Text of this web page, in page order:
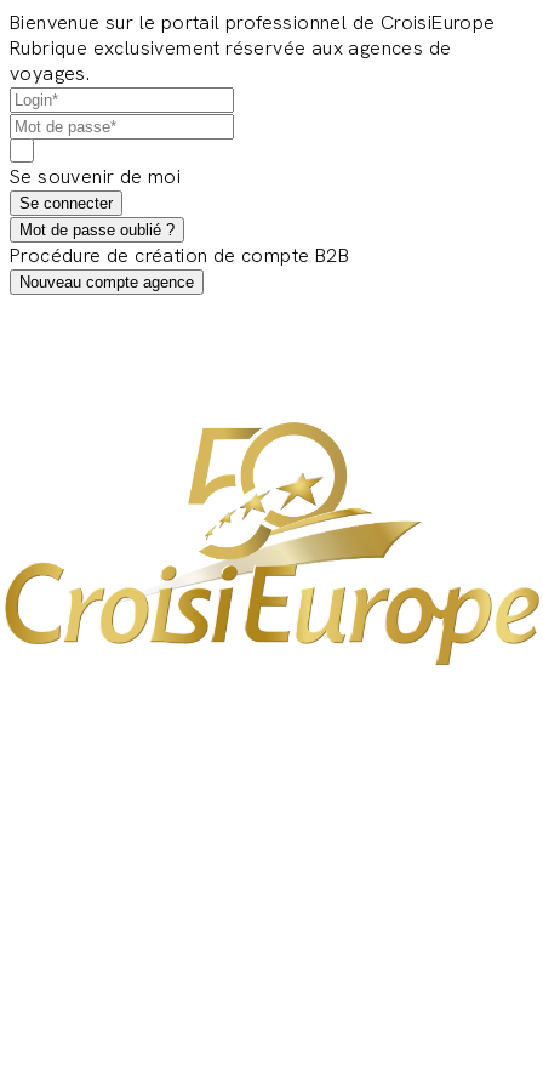
Bienvenue sur le portail professionnel de CroisiEurope
Rubrique exclusivement réservée aux agences de
voyages.
Se souvenir de moi
Se connecter
Mot de passe oublié ?
Procédure de création de compte B2B
Nouveau compte agence